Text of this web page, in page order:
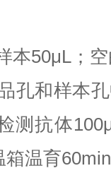
本50μL；
孔和样本
测抗体
温育